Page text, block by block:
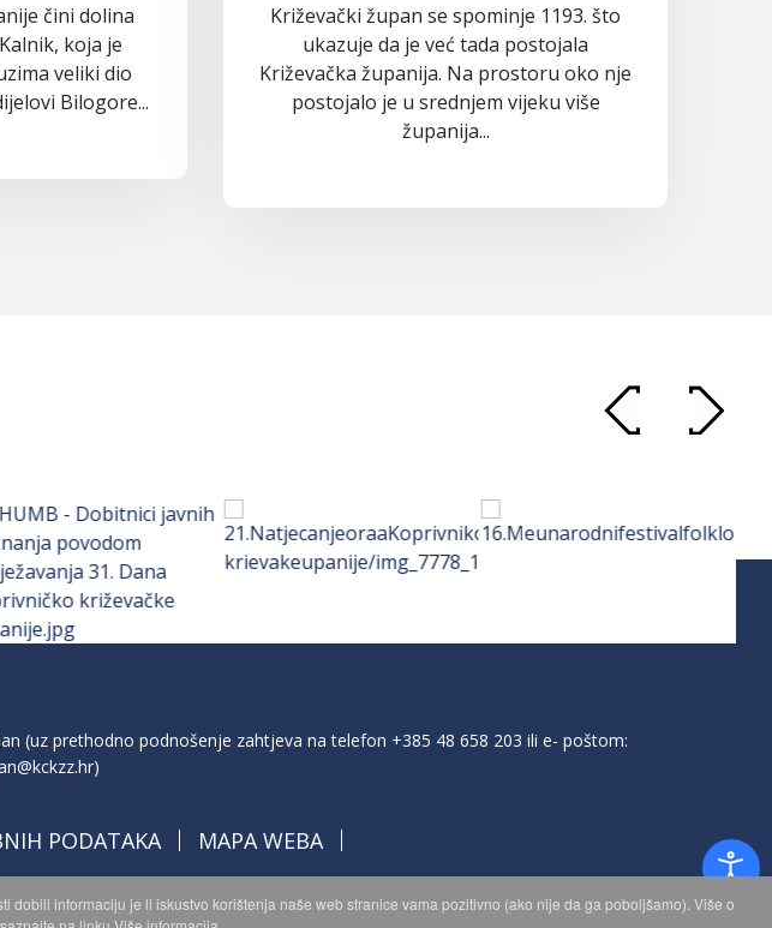
čini dolina
koja je
veliki dio
Bilogore...
Križevački župan se spominje 1193. što
ukazuje da je već tada postojala
Križevačka županija. Na prostoru oko nje
postojalo je u srednjem vijeku više
županija...
(uz prethodno podnošenje zahtjeva na telefon +385 48 658 203 ili e- poštom:
)
PODATAKA MAPA WEBA
informaciju je li iskustvo korištenja naše web stranice vama pozitivno (ako nije da ga poboljšamo). Više o